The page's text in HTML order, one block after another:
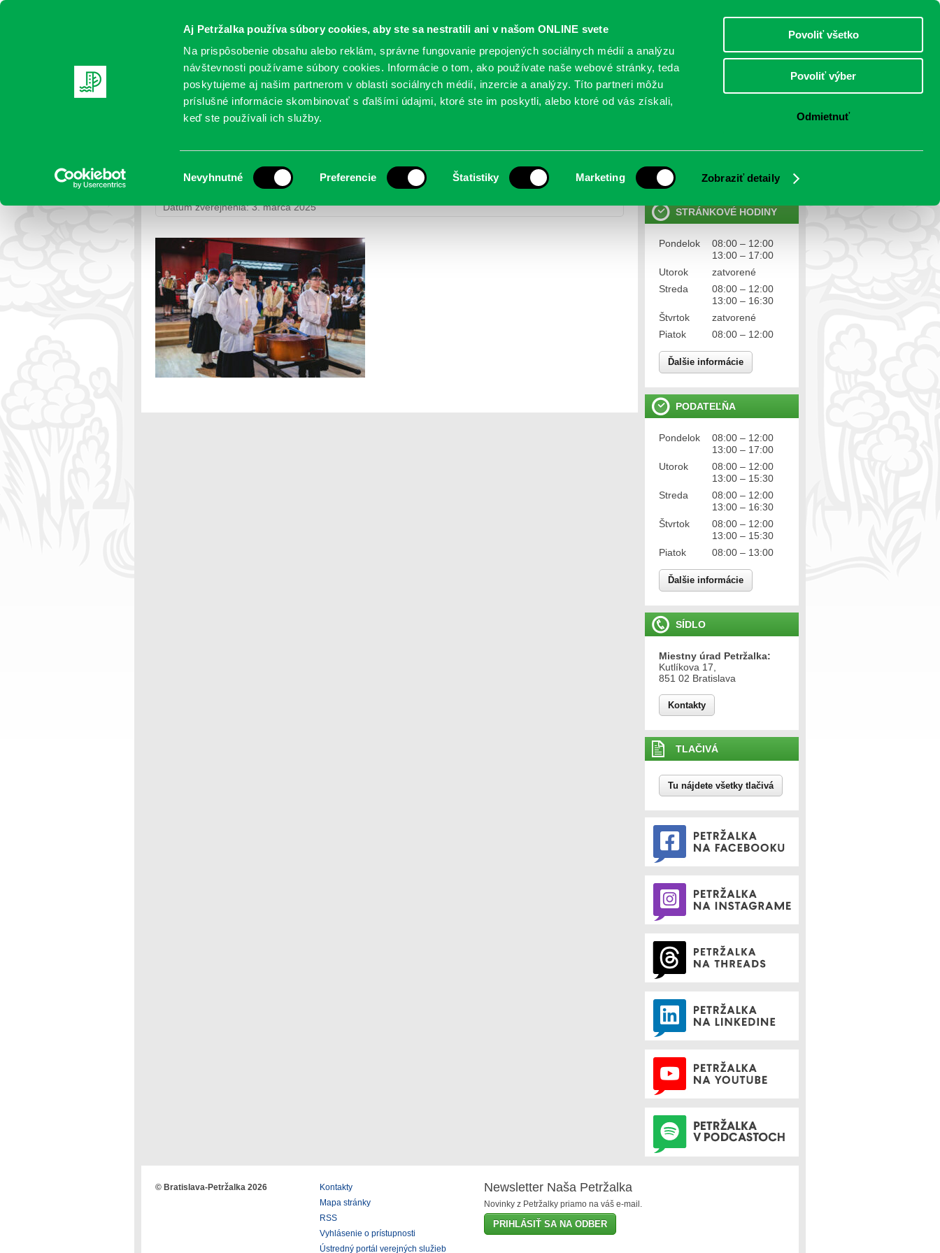
Aj Petržalka používa súbory cookies, aby ste sa nestratili ani v našom ONLINE svete
Na prispôsobenie obsahu alebo reklám, správne fungovanie prepojených sociálnych médií a analýzu
návštevnosti používame súbory cookies. Informácie o tom, ako používate naše webové stránky, teda
poskytujeme aj našim partnerom v oblasti sociálnych médií, inzercie a analýzy. Títo partneri môžu
príslušné informácie skombinovať s ďalšími údajmi, ktoré ste im poskytli, alebo ktoré od vás získali,
keď ste používali ich služby.
súhlasu
Nevyhnutné Preferencie Štatistiky Marketing Zobraziť detaily
Povoliť všetko
Povoliť výber
Odmietnuť
Oficiálne stránky
PETRŽALSKÉ KONTO
AKTUALITY SAMOSPRÁVA ORGANIZÁCIE OBLASTI NOVINY MAPY TLAČIVÁ KONTAKTY
Ochrana osobných údajov
STRÁNKOVÉ HODINY
Pondelok
08:00 – 12:00
13:00 – 17:00
Utorok
zatvorené
Streda
08:00 – 12:00
13:00 – 16:30
Štvrtok
zatvorené
Piatok
08:00 – 12:00
Ďalšie informácie
PODATEĽŇA
Pondelok
08:00 – 12:00
13:00 – 17:00
Utorok
08:00 – 12:00
13:00 – 15:30
Streda
08:00 – 12:00
13:00 – 16:30
Štvrtok
08:00 – 12:00
13:00 – 15:30
Piatok
08:00 – 13:00
Ďalšie informácie
SÍDLO
Miestny úrad Petržalka:
Kutlíkova 17,
851 02 Bratislava
Kontakty
TLAČIVÁ
Tu nájdete všetky tlačivá
DA5A1842-Enhanced-NR
Petržalka>Fotogalérie >Fašiangy
> DA5A1842-Enhanced-NR
Dátum zverejnenia: 3. marca 2025
© Bratislava-Petržalka 2026
Kontakty
Mapa stránky
RSS
Vyhlásenie o prístupnosti
Ústredný portál verejných služieb
Newsletter Naša Petržalka
Novinky z Petržalky priamo na váš e-mail.
PRIHLÁSIŤ SA NA ODBER